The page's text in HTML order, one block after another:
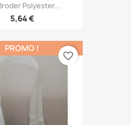
Polyester...
5,64 €
PROMO !
favorite_border